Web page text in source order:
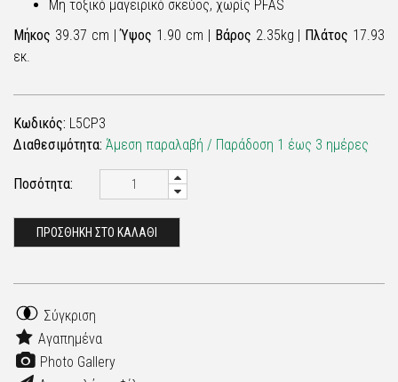
Μη τοξικό μαγειρικό σκεύος, χωρίς PFAS
Μήκος 39.37 cm |Ύψος 1.90 cm | Βάρος 2.35kg | Πλάτος 17.93
εκ.
Κωδικός: L5CP3
Διαθεσιμότητα: Άμεση παραλαβή / Παράδoση 1 έως 3 ημέρες
Ποσότητα:
ΠΡΟΣΘΗΚΗ ΣΤΟ ΚΑΛΑΘΙ
Σύγκριση
Αγαπημένα
Photo Gallery